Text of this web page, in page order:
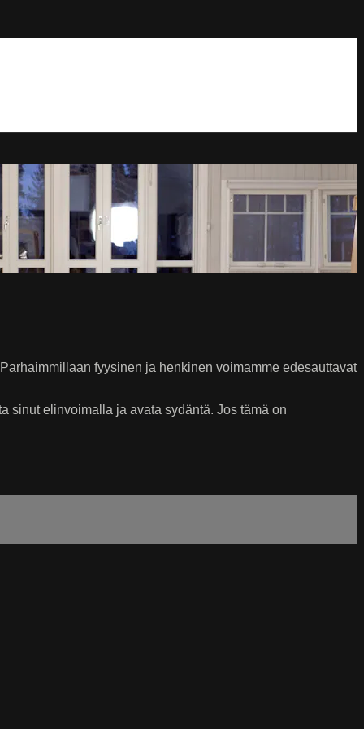
fyysinen ja henkinen voimamme edesauttavat
sinut elinvoimalla ja avata sydäntä. Jos tämä on